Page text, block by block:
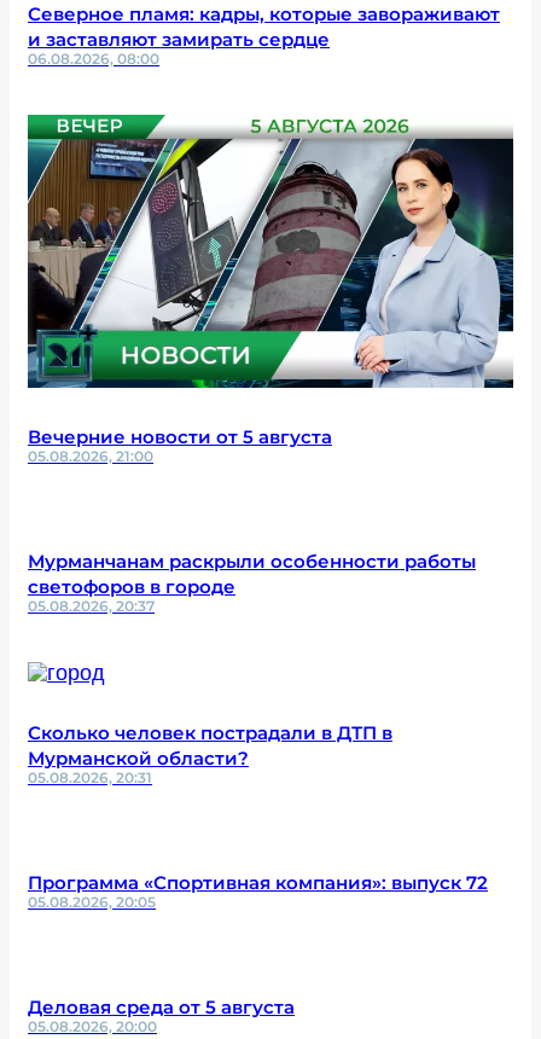
Северное пламя: кадры, которые завораживают
и заставляют замирать сердце
06.08.2026, 08:00
Вечерние новости от 5 августа
05.08.2026, 21:00
Мурманчанам раскрыли особенности работы
светофоров в городе
05.08.2026, 20:37
Сколько человек пострадали в ДТП в
Мурманской области?
05.08.2026, 20:31
Программа «Спортивная компания»: выпуск 72
05.08.2026, 20:05
Деловая среда от 5 августа
05.08.2026, 20:00